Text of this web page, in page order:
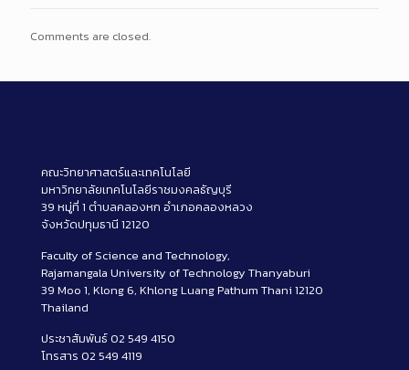
Comments are closed.
คณะวิทยาศาสตร์และเทคโนโลยี
มหาวิทยาลัยเทคโนโลยีราชมงคลธัญบุรี
39 หมู่ที่ 1 ตำบลคลองหก อำเภอคลองหลวง
จังหวัดปทุมธานี 12120
Faculty of Science and Technology,
Rajamangala University of Technology Thanyaburi
39 Moo 1, Klong 6, Khlong Luang Pathum Thani 12120
Thailand
ประชาสัมพันธ์ 02 549 4150
โทรสาร 02 549 4119